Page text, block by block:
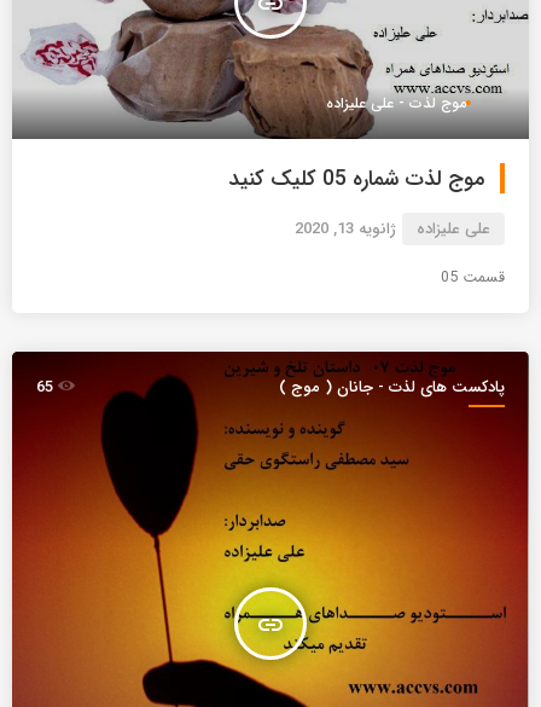
موج لذت - علی علیزاده
موج لذت شماره 05 کلیک کنید
علی علیزاده ژانویه 13, 2020
قسمت 05
پادکست های لذت - جانان ( موج )
insert_link